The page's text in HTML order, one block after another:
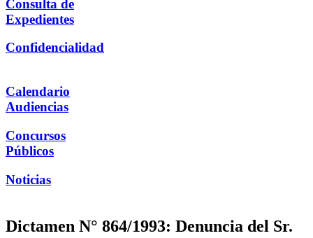
Consulta de
Expedientes
Confidencialidad
Calendario
Audiencias
Concursos
Públicos
Noticias
Dictamen N° 864/1993: Denuncia del Sr.